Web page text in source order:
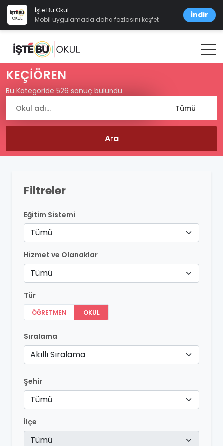
İşte Bu Okul
Mobil uygulamada daha fazlasını keşfet
İndir
KEÇİÖREN
Bu Kategoride 526 sonuç bulundu
Filtreler
Eğitim Sistemi
Tümü
Hizmet ve Olanaklar
Tümü
Tür
ÖĞRETMEN OKUL
Sıralama
Akıllı Sıralama
Şehir
Tümü
İlçe
Tümü